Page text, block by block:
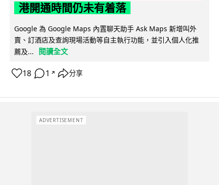
港開通時間仍未有着落
Google 為 Google Maps 內置聊天助手 Ask Maps 新增叫外
賣、訂酒店及查詢現場活動等自主執行功能，並引入個人化推
薦及...
閱讀全文
18 1 ↗ 分享
ADVERTISEMENT